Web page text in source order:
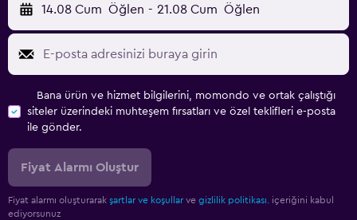
14.08 Cum Öğlen - 21.08 Cum Öğlen
Bana ürün ve hizmet bilgilerini, momondo ve ortak çalıştığı
siteler üzerindeki muhteşem fırsatları ve özel teklifleri e-posta
ile gönder.
Fiyat Alarmı Oluştur
Fiyat alarmı oluşturarak şartlar ve koşullar ve gizlilik politikası. içeriğini kabul
ediyorsunuz